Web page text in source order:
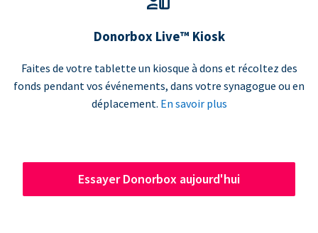
Donorbox Live™ Kiosk
Faites de votre tablette un kiosque à dons et récoltez des
fonds pendant vos événements, dans votre synagogue ou en
déplacement. En savoir plus
Essayer Donorbox aujourd'hui